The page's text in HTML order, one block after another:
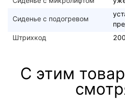
Сиденье с подогревом
Штрихкод
С этим